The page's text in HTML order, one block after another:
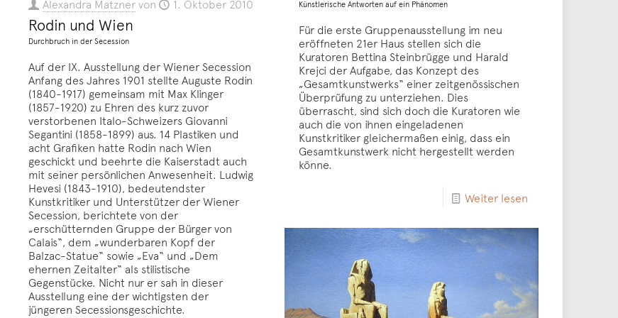
Alexandra Matznervon 1. Oktober 2010
Rodin und Wien
Durchbruch in der Secession
Auf der IX. Ausstellung der Wiener Secession
Anfang des Jahres 1901 stellte Auguste Rodin
(1840-1917) gemeinsam mit Max Klinger
(1857-1920) zu Ehren des kurz zuvor
verstorbenen Italo-Schweizers Giovanni
Segantini (1858-1899) aus. 14 Plastiken und
acht Grafiken hatte Rodin nach Wien
geschickt und beehrte die Kaiserstadt auch
mit seiner persönlichen Anwesenheit. Ludwig
Hevesi (1843-1910), bedeutendster
Kunstkritiker und Unterstützer der Wiener
Secession, berichtete von der
„erschütternden Gruppe der Bürger von
Calais“, dem „wunderbaren Kopf der
Balzac-Statue“ sowie „Eva“ und „Dem
ehernen Zeitalter“ als stilistische
Gegenstücke. Nicht nur er sah in dieser
Ausstellung eine der wichtigsten der
jüngeren Secessionsgeschichte.
Künstlerische Antworten auf ein Phänomen
Für die erste Gruppenausstellung im neu
eröffneten 21er Haus stellen sich die
Kuratoren Bettina Steinbrügge und Harald
Krejci der Aufgabe, das Konzept des
„Gesamtkunstwerks“ einer zeitgenössischen
Überprüfung zu unterziehen. Dies
überrascht, sind sich doch die Kuratoren wie
auch die von ihnen eingeladenen
Kunstkritiker gleichermaßen einig, dass ein
Gesamtkunstwerk nicht hergestellt werden
könne.
Weiter lesen